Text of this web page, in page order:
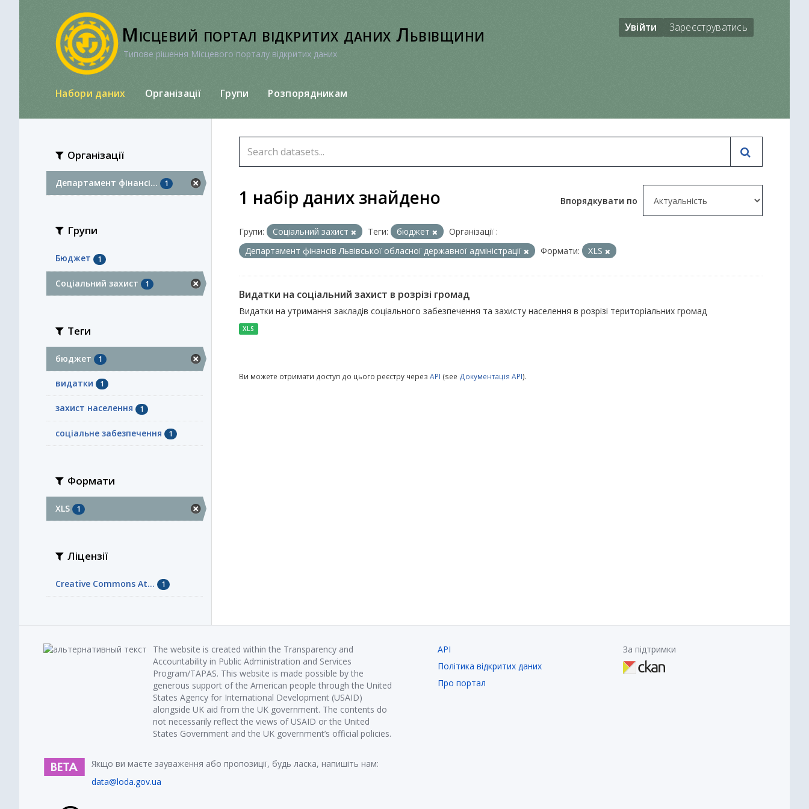
Місцевий портал відкритих даних Львівщини
Типове рішення Місцевого порталу відкритих даних
Увійти Зареєструватись
Набори даних Організації Групи Розпорядникам
Організації
Департамент фінансі... 1
Групи
Бюджет 1
Соціальний захист 1
Теги
бюджет 1
видатки 1
захист населення 1
соціальне забезпечення 1
Формати
XLS 1
Ліцензії
Creative Commons At... 1
Впорядкувати по
1 набір даних знайдено
Групи: Соціальний захист Теги: бюджет
Організації :
Департамент фінансів Львівської обласної державної адміністрації
Формати: XLS
Видатки на соціальний захист в розрізі громад
Видатки на утримання закладів соціального забезпечення та захисту населення в розрізі територіальних громад
XLS
Ви можете отримати доступ до цього реєстру через API (see Документація API).
The website is created within the Transparency and
Accountability in Public Administration and Services
Program/TAPAS. This website is made possible by the
generous support of the American people through the United
States Agency for International Development (USAID)
alongside UK aid from the UK government. The contents do
not necessarily reflect the views of USAID or the United
States Government and the UK government’s official policies.
Якщо ви маєте зауваження або пропозиції, будь ласка, напишіть нам:
data@loda.gov.ua
API
Політика відкритих даних
Про портал
За підтримки